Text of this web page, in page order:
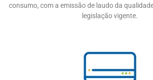
consumo, com a emissão de laudo da
legislação vigente.